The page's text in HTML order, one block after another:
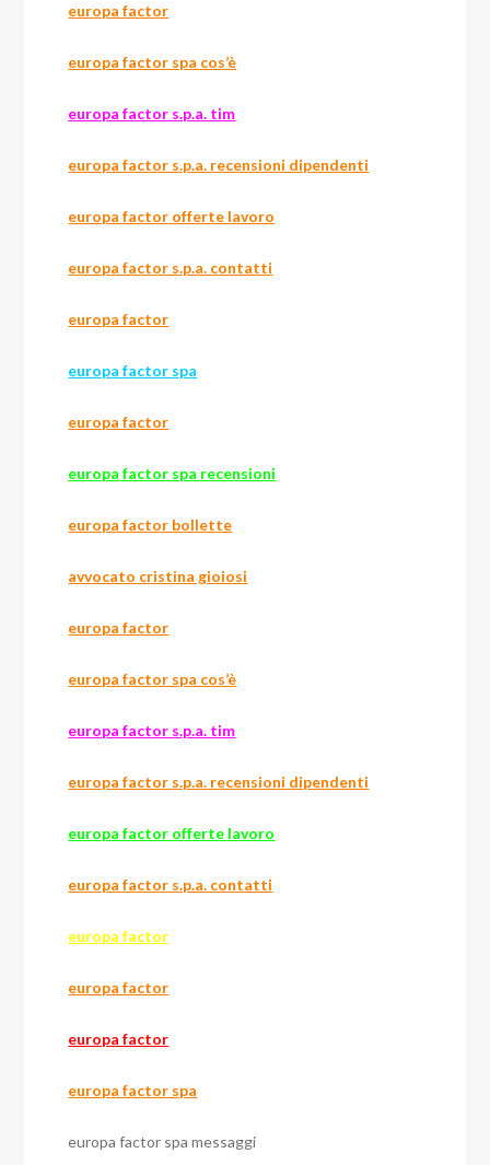
europa factor
europa factor spa cos’è
europa factor s.p.a. tim
europa factor s.p.a. recensioni dipendenti
europa factor offerte lavoro
europa factor s.p.a. contatti
europa factor
europa factor spa
europa factor
europa factor spa recensioni
europa factor bollette
avvocato cristina gioiosi
europa factor
europa factor spa cos’è
europa factor s.p.a. tim
europa factor s.p.a. recensioni dipendenti
europa factor offerte lavoro
europa factor s.p.a. contatti
europa factor
europa factor
europa factor
europa factor spa
europa factor spa messaggi